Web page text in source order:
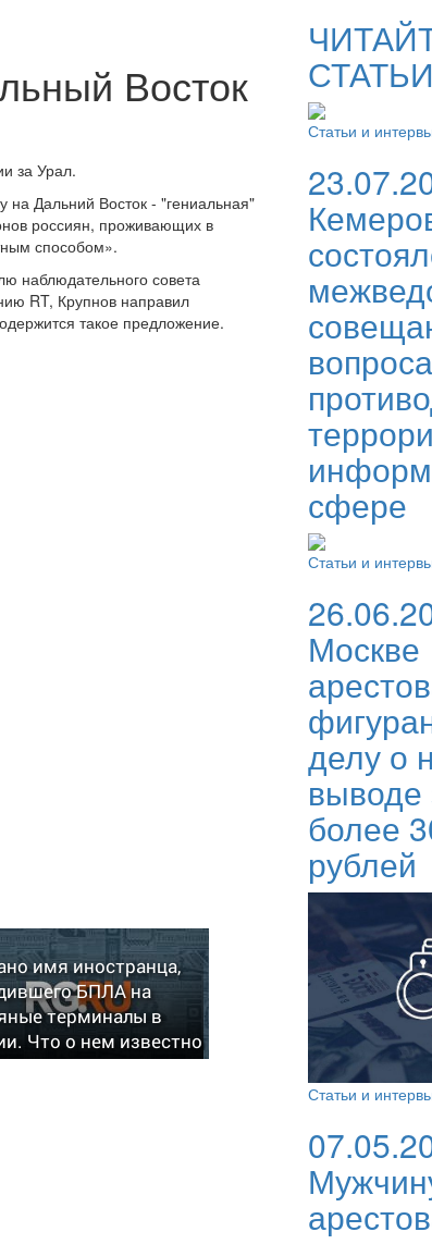
Восток
за Урал.
Дальний Восток - "гениальная"
россиян, проживающих в
способом».
наблюдательного совета
RT, Крупнов направил
такое предложение.
имя иностранца,
БПЛА на
терминалы в
Что о нем известно
СТАТЬИ
Статьи и
сфере
Статьи и
Москве
делу о
выводе
более
рублей
Статьи и